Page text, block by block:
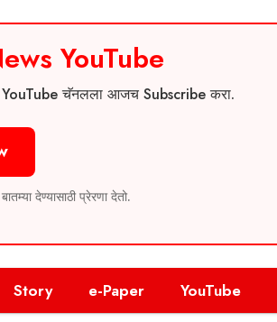
YouTube
YouTube चॅनलला आजच Subscribe करा.
देण्यासाठी प्रेरणा देतो.
Story e-Paper YouTube